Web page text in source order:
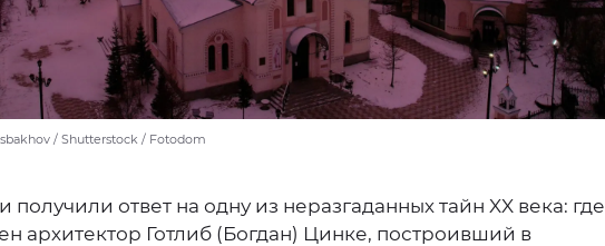
/ Shutterstock / Fotodom
получили ответ на одну из неразгаданных тайн XX века: где
архитектор Готлиб (Богдан) Цинке, построивший в